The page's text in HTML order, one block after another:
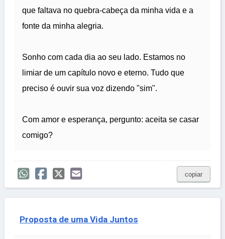
que faltava no quebra-cabeça da minha vida e a
fonte da minha alegria.
Sonho com cada dia ao seu lado. Estamos no
limiar de um capítulo novo e eterno. Tudo que
preciso é ouvir sua voz dizendo "sim".
Com amor e esperança, pergunto: aceita se casar
comigo?
copiar
Proposta de uma Vida Juntos